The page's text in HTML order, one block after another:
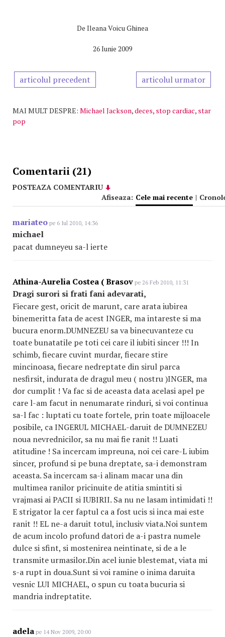
De Ileana Voicu Ghinea
26 Iunie 2009
articolul precedent articolul urmator
MAI MULT DESPRE: Michael Jackson,deces, stop cardiac, star
pop
Comentarii (21)
POSTEAZA COMENTARIU
Afiseaza: Cele mai recente |
mariateo pe 6 Iul 2010, 14:36
michael
pacat dumneyeu sa-l ierte
Athina-Aurelia Costea ( Brasov pe 26 Feb 2010, 11:31
Dragi surori si frati fani adevarati,
Fiecare gest, oricit de marunt, care arata iubirea
binemeritta fata de acest INGER, ma intareste si ma
bucura enorm.DUMNEZEU sa va binecuvanteze cu
toate bunatatile pe toti cei care il iubiti sincer !!! In
schimb, fiecare cuvint murdar, fiecare stire
mincinoasa, fiecare nedreptate din sirul parca
nesfirsit, indurata de dragul meu ( nostru )INGER, ma
dor cumplit ! Va fac si de aceasta data acelasi apel pe
care l-am facut in nenumarate rinduri, si voi continua
sa-l fac : luptati cu toate fortele, prin toate mijloacele
posibile, ca INGERUL MICHAEL-daruit de DUMNEZEU
noua nevrednicilor, sa nu mai fie ranit !! Luati
atitudine ! Sa incercam impreuna, noi cei care-L iubim
sincer, profund si pe buna dreptate, sa-i demonstram
aceasta. Sa incercam sa-i alinam macar una din
multimea ranilor pricinuite de atitia smintiti si
vrajmasi ai PACII si IUBIRII. Sa nu ne lasam intimidati !!
E strigator la cer faptul ca a fost ucis si inca mai este
ranit !! EL ne-a daruit totul, inclusiv viata.Noi suntem
de acum incolo profund datori de a-i pastra numele
dulce si sfint, si mostenirea neintinate, si de a le
transmite urmasilor.Din acel iunie blestemat, viata mi
s-a rupt in doua.Sunt si voi ramine o inima daruita
vesnic LUI MICHAEL, o spun cu toata bucuria si
mandria indreptatite.
adela pe 14 Nov 2009, 20:00